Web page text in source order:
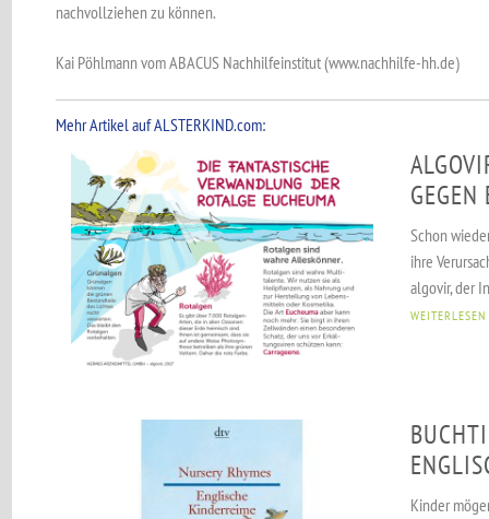
nachvollziehen zu können.
Kai Pöhlmann vom ABACUS Nachhilfeinstitut (www.nachhilfe-hh.de)
Mehr Artikel auf ALSTERKIND.com:
Schon
ihre
algovir, der
WEITERLESEN
Kinder